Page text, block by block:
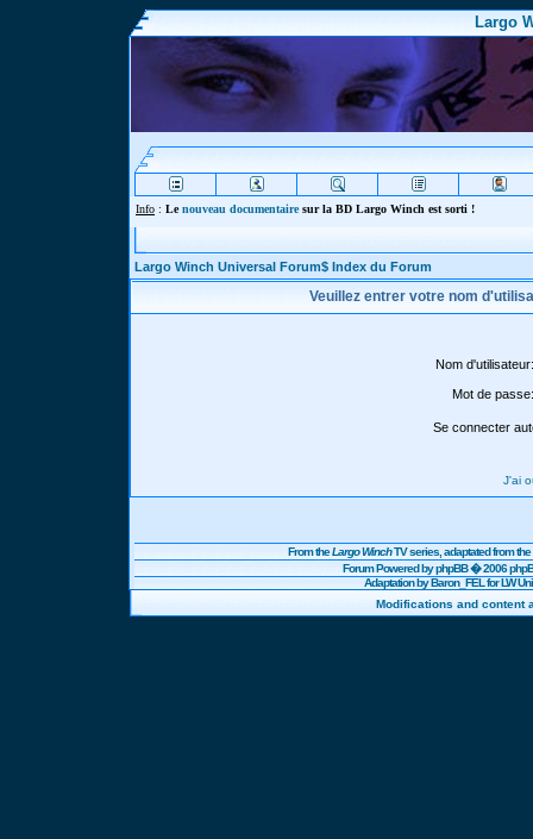
Largo
Info : Lenouveau documentairesur la BD Largo Winch est sorti !
Largo Winch Universal Forum$ Index du Forum
Veuillez entrer votre nom
Nom d'utilisateur:
Mot de passe:
Se connecter
J'ai
From theLargo WinchTV series, adaptated from
Forum Powered byphpBB� 2006
Adaptation by Baron_FEL for LW
Modifications and content